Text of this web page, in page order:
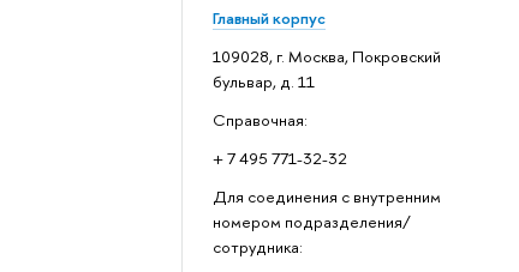
Главный корпус
109028, г. Москва, Покровский
бульвар, д. 11
Справочная:
+ 7 495 771-32-32
Для соединения с внутренним
номером подразделения/
сотрудника: